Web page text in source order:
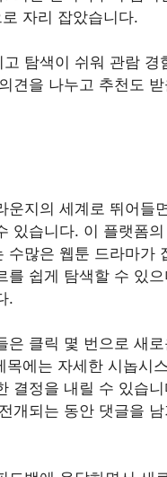
자리 잡았습니다.
탐색이 쉬워 관람
견을 나누고 추천도
운지의 세계로 뛰어들
있습니다. 이 플랫폼
수많은 웹툰 드라마가
를 쉽게 탐색할 수 있
.
은 클릭 몇 번으로 새
에는 자세한 시놉시
결정을 내릴 수 있습
개되는 동안 댓글을